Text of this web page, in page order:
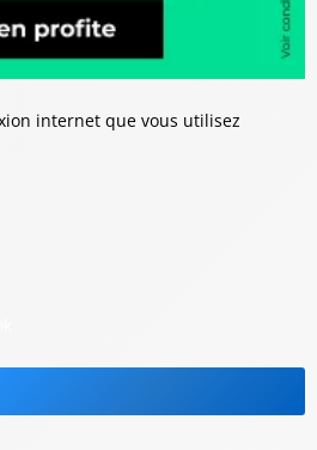
internet que vous utilisez